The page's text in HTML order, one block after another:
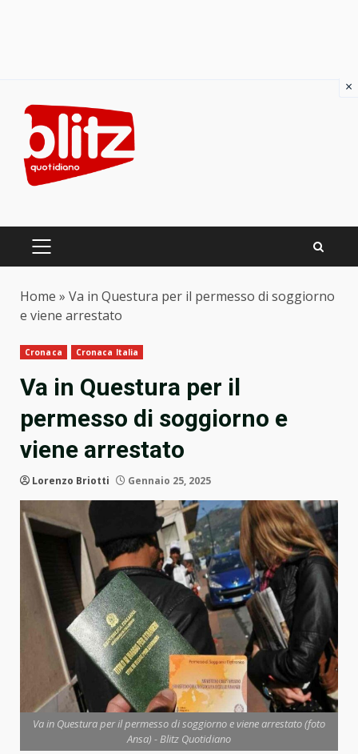
content
PRIMARY
Home » Va in Questura per il permesso di soggiorno
e viene arrestato
Cronaca Cronaca Italia
Va in Questura per il
permesso di soggiorno e
viene arrestato
Lorenzo Briotti Gennaio 25, 2025
Va in Questura per il permesso di soggiorno e viene arrestato (foto
Ansa) - Blitz Quotidiano
×